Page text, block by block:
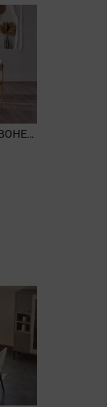
MASA EXTENSIBILA CU 6 SCAUNE BOHEEMS